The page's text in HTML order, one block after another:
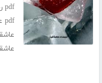
pdf رمان
pdf عاشقانه